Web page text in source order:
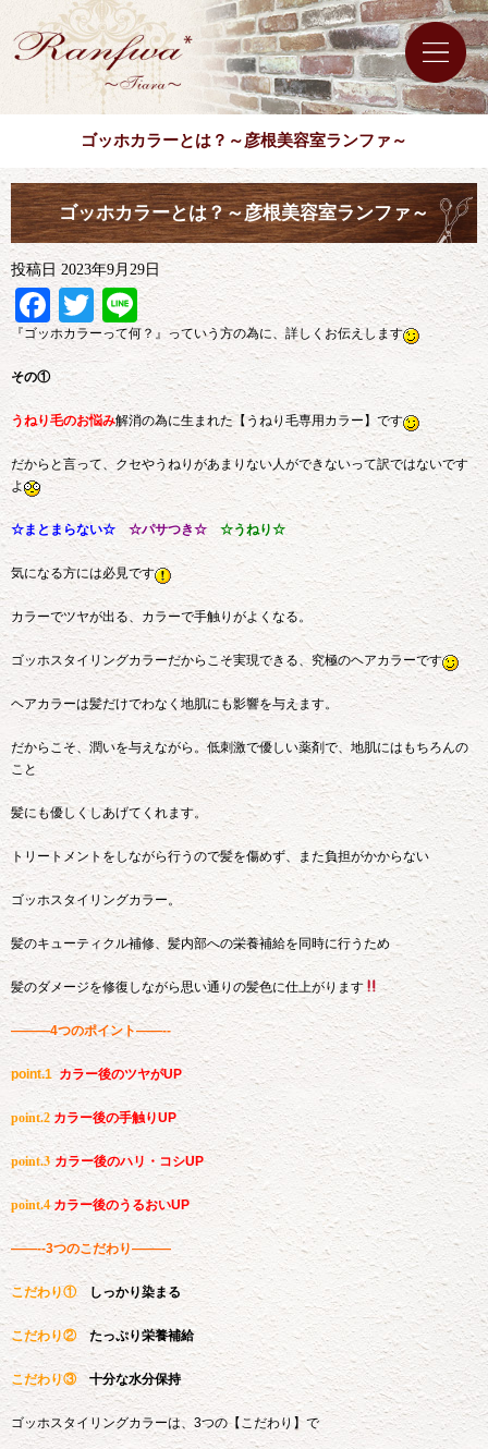
ゴッホカラーとは？～彦根美容室ランファ～
ゴッホカラーとは？～彦根美容室ランファ～
投稿日 2023年9月29日
Facebook
Twitter
Line
『ゴッホカラーって何？』っていう方の為に、詳しくお伝えします
その①
うねり毛のお悩み解消の為に生まれた【うねり毛専用カラー】です
だからと言って、クセやうねりがあまりない人ができないって訳ではないです
よ
☆まとまらない☆ ☆パサつき☆ ☆うねり☆
気になる方には必見です
カラーでツヤが出る、カラーで手触りがよくなる。
ゴッホスタイリングカラーだからこそ実現できる、究極のヘアカラーです
ヘアカラーは髪だけでわなく地肌にも影響を与えます。
だからこそ、潤いを与えながら。低刺激で優しい薬剤で、地肌にはもちろんの
こと
髪にも優しくしあげてくれます。
トリートメントをしながら行うので髪を傷めず、また負担がかからない
ゴッホスタイリングカラー。
髪のキューティクル補修、髪内部への栄養補給を同時に行うため
髪のダメージを修復しながら思い通りの髪色に仕上がります
―――4つのポイント――--
point.1カラー後のツヤがUP
point.2 カラー後の手触りUP
point.3カラー後のハリ・コシUP
point.4カラー後のうるおいUP
――--3つのこだわり―――
こだわり① しっかり染まる
こだわり②たっぷり栄養補給
こだわり③十分な水分保持
ゴッホスタイリングカラーは、3つの【こだわり】で